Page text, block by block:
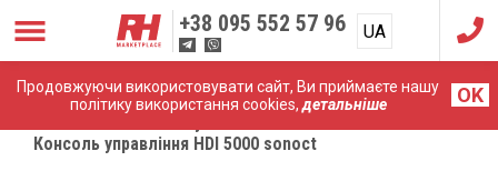
Продовжуючи використовувати сайт, Ви приймаєте нашу
політику використання cookies,детальніше OK
+38 095 552 57 96 UA
RU
Консоль управління HDI 5000 sonoct